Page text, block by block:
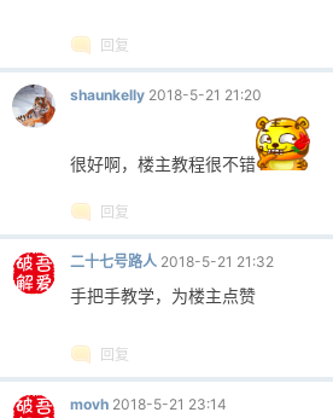
回复
shaunkelly 2018-5-21 21:20
很好啊，楼主教程很不错
回复
二十七号路人 2018-5-21 21:32
手把手教学，为楼主点赞
回复
movh 2018-5-21 23:14